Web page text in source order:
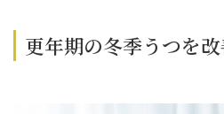
更年期の冬季うつを